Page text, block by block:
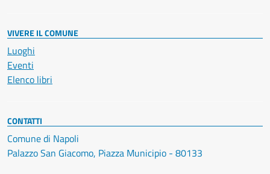
VIVERE IL COMUNE
Luoghi
Eventi
Elenco libri
CONTATTI
Comune di Napoli
Palazzo San Giacomo, Piazza Municipio - 80133